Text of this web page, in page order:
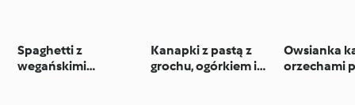
Spaghetti z
wegańskimi
Kanapki z pastą z
grochu, ogórkiem i
Owsianka
orzechami